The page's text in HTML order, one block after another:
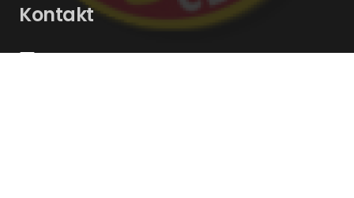
Kontakt
hmc22147@gmail.com